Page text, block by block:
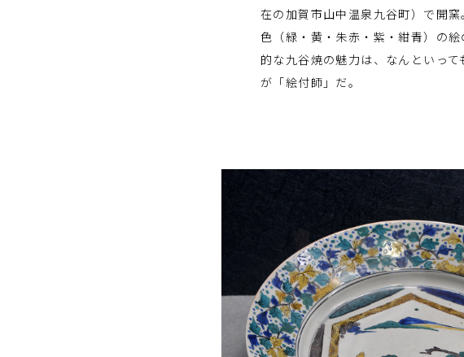
在の加賀市山中温泉九谷町）で開
色（緑・黄・朱赤・紫・紺青）の
的な九谷焼の魅力は、なんといっ
が「絵付師」だ。